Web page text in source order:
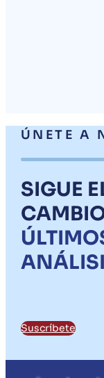
ÚNETE A
SIGUE
Suscríbete